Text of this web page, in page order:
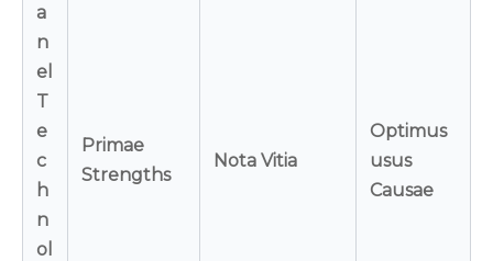
a
n
el
T
e
c
h
n
ol
Primae
Strengths
Nota Vitia
Optimus
usus
Causae